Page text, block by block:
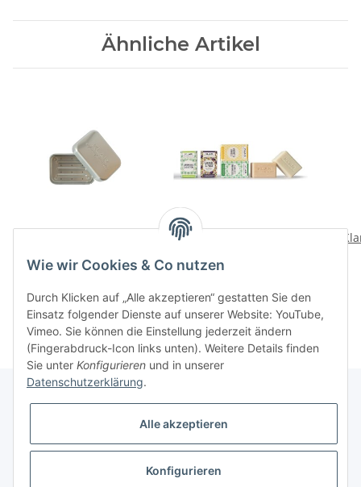
Ähnliche Artikel
16,50 CHF*
Klar's festes Shampoo
12,90 CHF
Gesetzliche Informationen
Wie wir Cookies & Co nutzen
Durch Klicken auf „Alle akzeptieren“ gestatten Sie den
Einsatz folgender Dienste auf unserer Website: YouTube,
Vimeo. Sie können die Einstellung jederzeit ändern
(Fingerabdruck-Icon links unten). Weitere Details finden
Sie unter Konfigurieren und in unserer
Datenschutzerklärung.
Alle akzeptieren
Konfigurieren